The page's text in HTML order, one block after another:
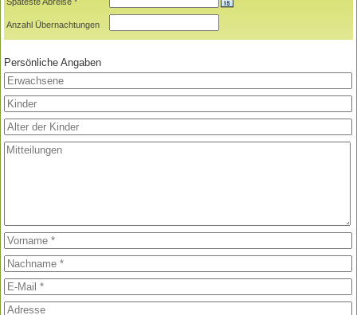
Anzahl Übernachtungen
Persönliche Angaben